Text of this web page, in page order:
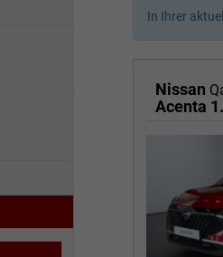
In Ihrer
Nissan
Acenta